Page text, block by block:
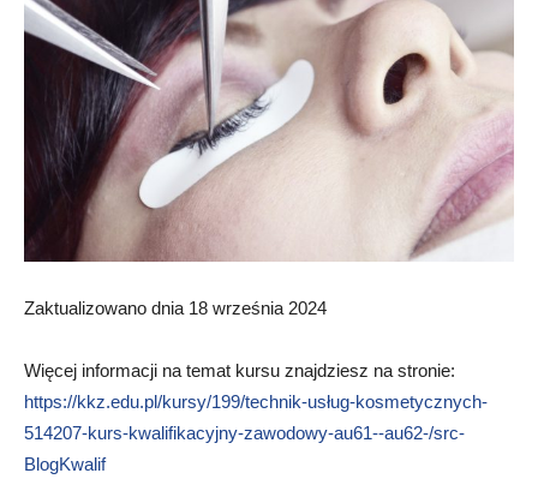
Zaktualizowano dnia 18 września 2024
Więcej informacji na temat kursu znajdziesz na stronie:
https://kkz.edu.pl/kursy/199/technik-usług-kosmetycznych-
514207-kurs-kwalifikacyjny-zawodowy-au61--au62-/src-
BlogKwalif